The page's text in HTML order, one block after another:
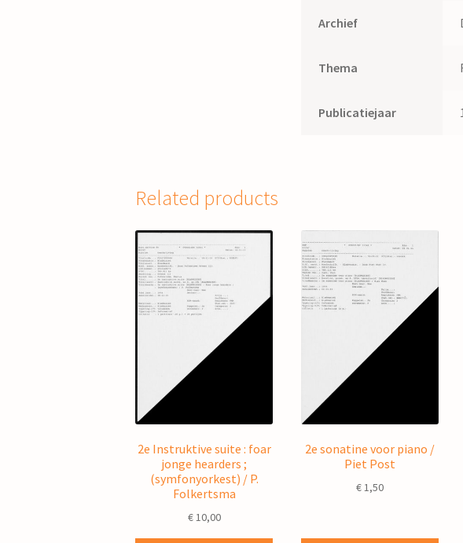
Archief
Thema
Publicatiejaar
Related products
2e Instruktive suite : foar
jonge hearders ;
(symfonyorkest) / P.
Folkertsma
€10,00
2e sonatine voor piano /
Piet Post
€1,50